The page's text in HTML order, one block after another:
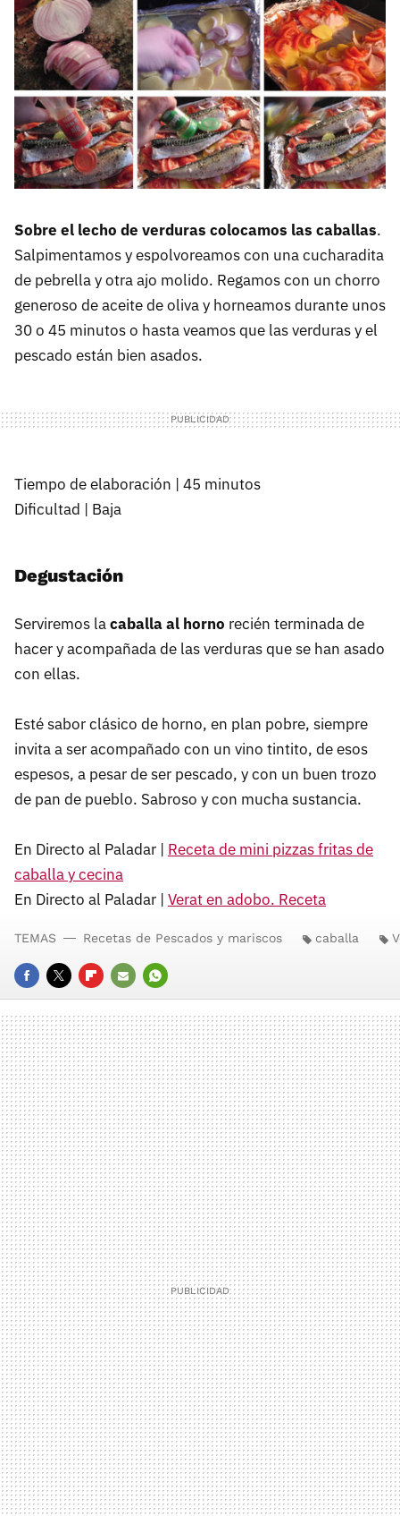
Sobre el lecho de verduras colocamos las caballas.
Salpimentamos y espolvoreamos con una cucharadita
de pebrella y otra ajo molido. Regamos con un chorro
generoso de aceite de oliva y horneamos durante unos
30 o 45 minutos o hasta veamos que las verduras y el
pescado están bien asados.
Tiempo de elaboración | 45 minutos
Dificultad | Baja
Degustación
Serviremos lacaballa al horno recién terminada de
hacer y acompañada de las verduras que se han asado
con ellas.
Esté sabor clásico de horno, en plan pobre, siempre
invita a ser acompañado con un vino tintito, de esos
espesos, a pesar de ser pescado, y con un buen trozo
de pan de pueblo. Sabroso y con mucha sustancia.
En Directo al Paladar | Receta de mini pizzas fritas de
caballa y cecina
En Directo al Paladar | Verat en adobo. Receta
FACEBOOK
TWITTERFLIPBOARD
E-
MAIL
WHATSAPP
TEMAS Recetas de Pescados y mariscos caballa